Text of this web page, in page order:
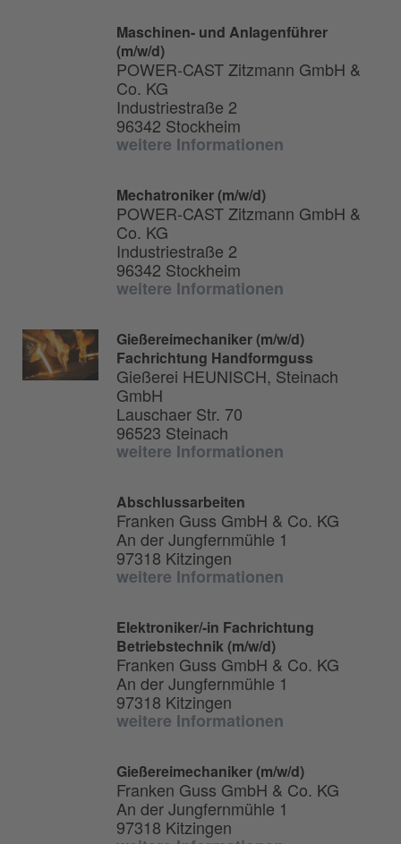
Maschinen- und Anlagenführer
(m/w/d)
POWER-CAST Zitzmann GmbH &
Co. KG
Industriestraße 2
96342 Stockheim
weitere Informationen
Mechatroniker (m/w/d)
POWER-CAST Zitzmann GmbH &
Co. KG
Industriestraße 2
96342 Stockheim
weitere Informationen
Gießereimechaniker (m/w/d)
Fachrichtung Handformguss
Gießerei HEUNISCH, Steinach
GmbH
Lauschaer Str. 70
96523 Steinach
weitere Informationen
Abschlussarbeiten
Franken Guss GmbH & Co. KG
An der Jungfernmühle 1
97318 Kitzingen
weitere Informationen
Elektroniker/-in Fachrichtung
Betriebstechnik (m/w/d)
Franken Guss GmbH & Co. KG
An der Jungfernmühle 1
97318 Kitzingen
weitere Informationen
Gießereimechaniker (m/w/d)
Franken Guss GmbH & Co. KG
An der Jungfernmühle 1
97318 Kitzingen